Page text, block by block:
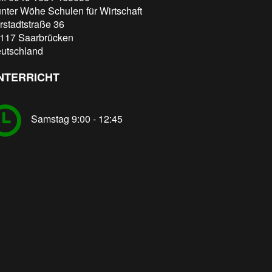
Wöhe Schulen für Wirtschaft
36
Saarbrücken
Samstag 9:00 - 12:45